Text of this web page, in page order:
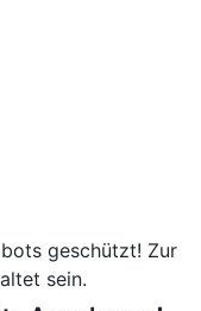
geschützt! Zur
sein.